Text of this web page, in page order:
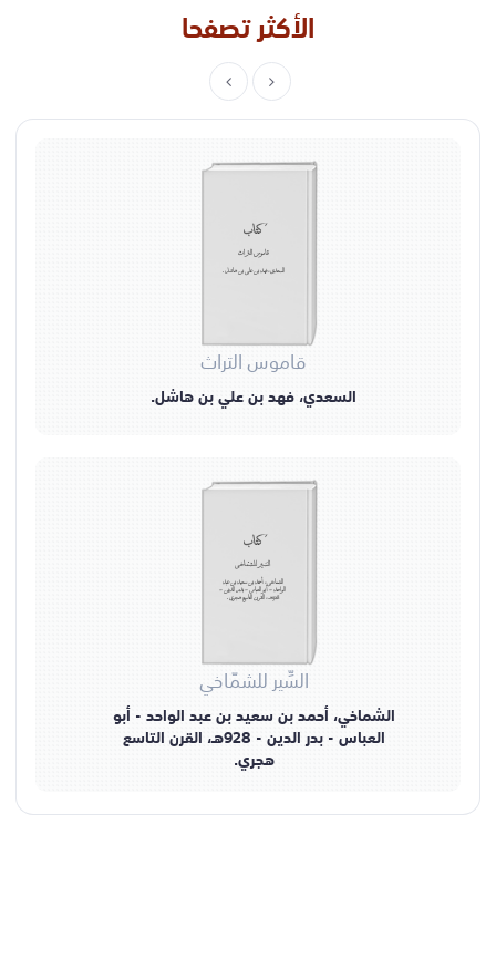
الأكثر تصفحا
كتاب
قاموس التراث
السعدي، فهد بن علي بن هاشل.
قاموس التراث
السعدي، فهد بن علي بن هاشل.
كتاب
السِّير للشمّاخي
الشماخي، أحمد بن سعيد بن عبد
الواحد - أبو العباس - بدر الدين -
928هـ، القرن التاسع هجري.
السِّير للشمّاخي
الشماخي، أحمد بن سعيد بن عبد الواحد - أبو
العباس - بدر الدين - 928هـ، القرن التاسع
هجري.